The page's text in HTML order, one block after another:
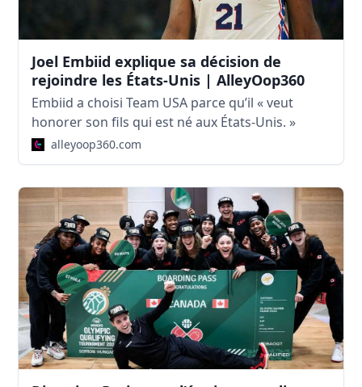
Joel Embiid explique sa décision de
rejoindre les États-Unis | AlleyOop360
Embiid a choisi Team USA parce qu’il « veut
honorer son fils qui est né aux États-Unis. »
alleyoop360.com